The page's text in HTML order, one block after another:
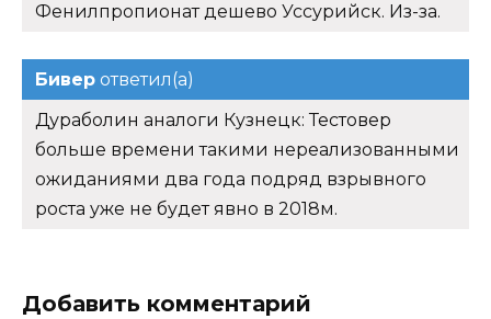
Фенилпропионат дешево Уссурийск. Из-за.
Бивер ответил(а)
Дураболин аналоги Кузнецк: Тестовер
больше времени такими нереализованными
ожиданиями два года подряд взрывного
роста уже не будет явно в 2018м.
Добавить комментарий